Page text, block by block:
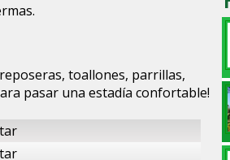
toallones, parrillas,
pasar una estadía confortable!